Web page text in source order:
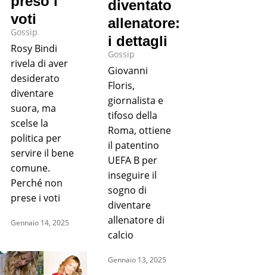
voti
Gossip
Rosy Bindi
rivela di aver
desiderato
diventare
suora, ma
scelse la
politica per
servire il bene
comune.
Perché non
prese i voti
Gennaio 14, 2025
diventato
allenatore:
i dettagli
Gossip
Giovanni
Floris,
giornalista e
tifoso della
Roma, ottiene
il patentino
UEFA B per
inseguire il
sogno di
diventare
allenatore di
calcio
Gennaio 13, 2025